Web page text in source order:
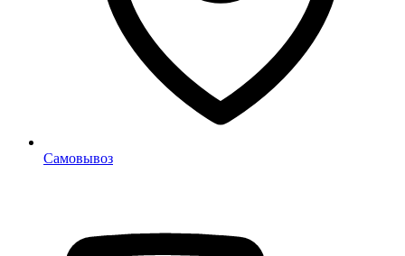
Самовывоз